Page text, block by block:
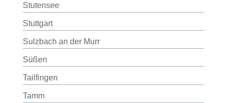
Stutensee
Stuttgart
Sulzbach an der Murr
Süßen
Tailfingen
Tamm